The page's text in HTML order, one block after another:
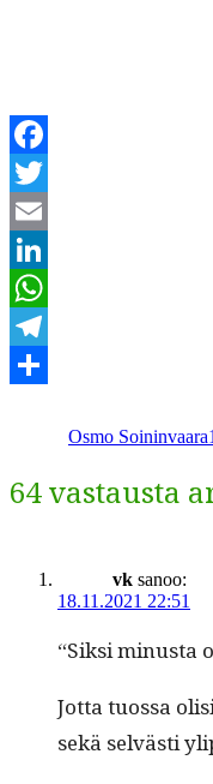
Facebook
Twitter
Email
LinkedIn
WhatsApp
Telegram
Osmo Soininvaara
64 vastausta
vk sanoo:
18.11.2021 22:51
“Sik­si minus­ta
Jot­ta tuos­sa
sekä selvästi